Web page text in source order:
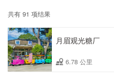
共有 91 项结果
月眉观光糖厂
6.78 公里